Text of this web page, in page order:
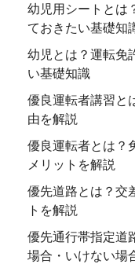
幼児用シートとは
ておきたい基礎知
幼児とは？運転免
い基礎知識
優良運転者講習と
由を解説
優良運転者とは？
メリットを解説
優先道路とは？交
トを解説
優先通行帯指定道
場合・いけない場